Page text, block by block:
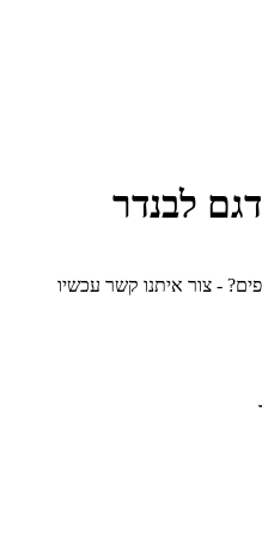
לבנדר
- צור איתנו קשר עכשיו